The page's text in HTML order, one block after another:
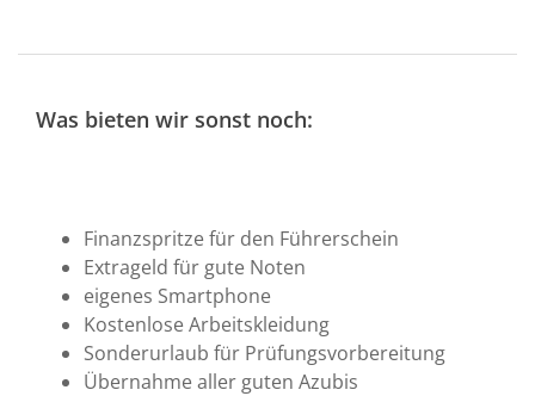
Was bieten wir sonst noch:
Finanzspritze für den Führerschein
Extrageld für gute Noten
eigenes Smartphone
Kostenlose Arbeitskleidung
Sonderurlaub für Prüfungsvorbereitung
Übernahme aller guten Azubis